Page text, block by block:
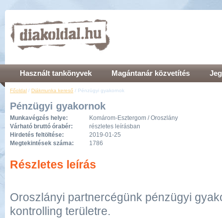
Használt tankönyvek Magántanár közvetítés
Főoldal / Diákmunka kereső / Pénzügyi gyakornok
Pénzügyi gyakornok
Munkavégzés helye:
Komárom-Esztergom / Oroszlány
Várható bruttó órabér:
részletes leírásban
Hirdetés feltöltése:
2019-01-25
Megtekintések száma:
1786
Részletes leírás
Oroszlányi partnercégünk pénzügyi
kontrolling területre.